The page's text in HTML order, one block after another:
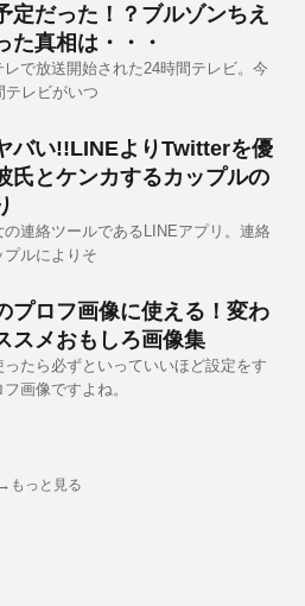
定だった！？ブルゾンちえ
た真相は・・・
レで放送開始された24時間テレビ。今
テレビがいつ
バい!!LINEよりTwitterを優
氏とケンカするカップルの
の連絡ツールであるLINEアプリ。連絡
ルによりそ
プロフ画像に使える！変わ
スメおもしろ画像集
ったら必ずといっていいほど設定をす
画像ですよね。
→もっと見る